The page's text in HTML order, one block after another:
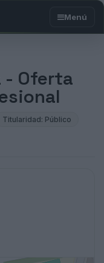
- Oferta
Titularidad: Público